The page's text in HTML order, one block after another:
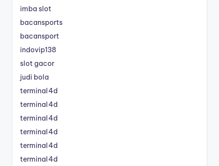
imba slot
bacansports
bacansport
indovip138
slot gacor
judi bola
terminal4d
terminal4d
terminal4d
terminal4d
terminal4d
terminal4d